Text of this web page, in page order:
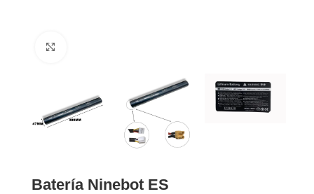
Batería Ninebot ES